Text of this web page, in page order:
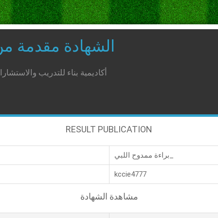
الشهادة مقدمة
أكاديمية بناء للتدريب
RESULT PUBLICATION
kccie4777
مشاهدة الشهادة